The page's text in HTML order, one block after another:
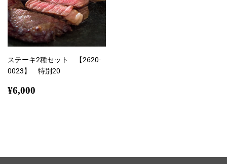
ステーキ2種セット 【2620-
0023】 特別20
通
¥6,000